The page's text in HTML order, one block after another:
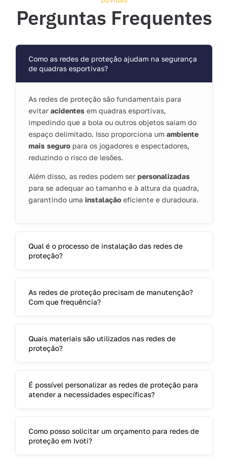
Perguntas Frequentes
Como as redes de proteção ajudam na segurança
de quadras esportivas?
As redes de proteção são fundamentais para
evitar acidentes em quadras esportivas,
impedindo que a bola ou outros objetos saiam do
espaço delimitado. Isso proporciona um ambiente
mais seguro para os jogadores e espectadores,
reduzindo o risco de lesões.
Além disso, as redes podem ser personalizadas
para se adequar ao tamanho e à altura da quadra,
garantindo uma instalação eficiente e duradoura.
Qual é o processo de instalação das redes de
proteção?
As redes de proteção precisam de manutenção?
Com que frequência?
Quais materiais são utilizados nas redes de
proteção?
É possível personalizar as redes de proteção para
atender a necessidades específicas?
Como posso solicitar um orçamento para redes de
proteção em Ivoti?